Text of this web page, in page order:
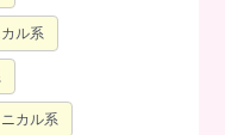
ル系
カル系